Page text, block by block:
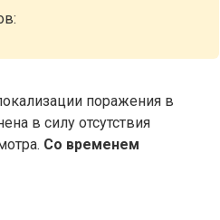
поражения в
в силу отсутствия
Со временем